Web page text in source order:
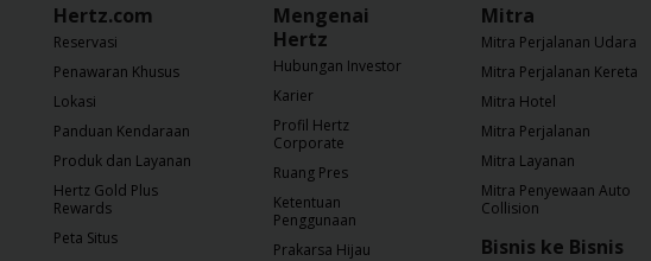
Hertz.com
Reservasi
Penawaran Khusus
Lokasi
Panduan Kendaraan
Produk dan Layanan
Hertz Gold Plus
Rewards
Peta Situs
Mengenai
Hertz
Hubungan Investor
Karier
Profil Hertz
Corporate
Ruang Pres
Ketentuan
Penggunaan
Prakarsa Hijau
Mitra
Mitra Perjalanan Udara
Mitra Perjalanan Kereta
Mitra Hotel
Mitra Perjalanan
Mitra Layanan
Mitra Penyewaan Auto
Collision
Bisnis ke Bisnis